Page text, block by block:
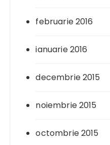
februarie 2016
ianuarie 2016
decembrie 2015
noiembrie 2015
octombrie 2015